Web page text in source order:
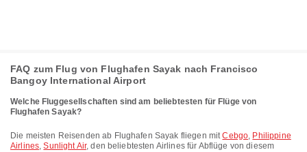
FAQ zum Flug von Flughafen Sayak nach Francisco
Bangoy International Airport
Welche Fluggesellschaften sind am beliebtesten für Flüge von
Flughafen Sayak?
Die meisten Reisenden ab Flughafen Sayak fliegen mitCebgo, Philippine
Airlines,Sunlight Air, den beliebtesten Airlines für Abflüge von diesem